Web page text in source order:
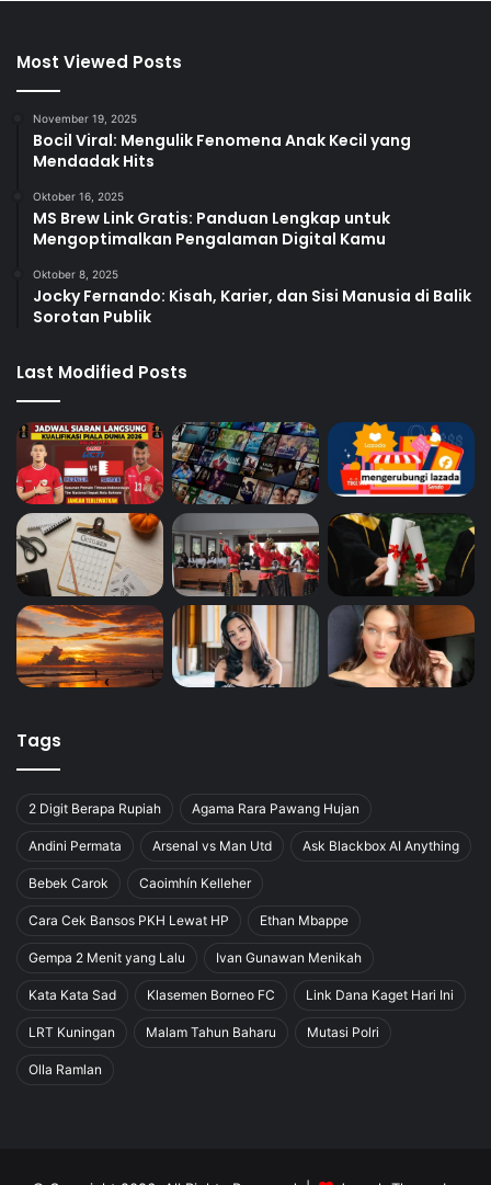
Most Viewed Posts
November 19, 2025
Bocil Viral: Mengulik Fenomena Anak Kecil yang
Mendadak Hits
Oktober 16, 2025
MS Brew Link Gratis: Panduan Lengkap untuk
Mengoptimalkan Pengalaman Digital Kamu
Oktober 8, 2025
Jocky Fernando: Kisah, Karier, dan Sisi Manusia di Balik
Sorotan Publik
Last Modified Posts
Tags
2 Digit Berapa Rupiah Agama Rara Pawang Hujan
Andini Permata Arsenal vs Man Utd Ask Blackbox AI Anything
Bebek Carok Caoimhín Kelleher
Cara Cek Bansos PKH Lewat HP Ethan Mbappe
Gempa 2 Menit yang Lalu Ivan Gunawan Menikah
Kata Kata Sad Klasemen Borneo FC Link Dana Kaget Hari Ini
LRT Kuningan Malam Tahun Baharu Mutasi Polri
Olla Ramlan